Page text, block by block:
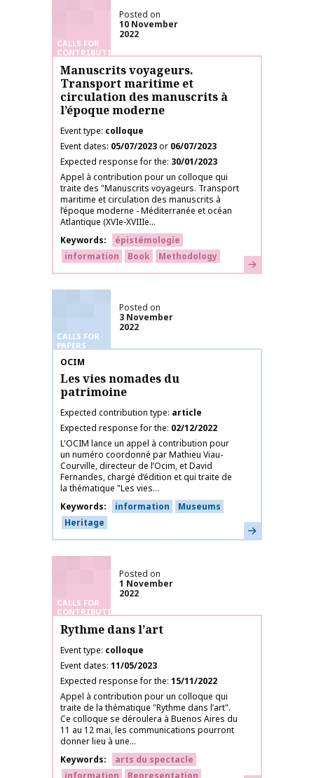
CALLS FOR
CONTRIBUTIONS
Posted on
10 November
2022
Manuscrits voyageurs.
Transport maritime et
circulation des manuscrits à
l’époque moderne
Event type colloque
Event dates 05/07/2023or 06/07/2023
Expected response for the 30/01/2023
Appel à contribution pour un colloque qui
traite des "Manuscrits voyageurs. Transport
maritime et circulation des manuscrits à
l’époque moderne - Méditerranée et océan
Atlantique (XVIe-XVIIIe...
Keywords
épistémologie
information
Book Methodology Learn more
CALLS FOR
PAPERS
Posted on
3 November
2022
Publication name
OCIM
Les vies nomades du
patrimoine
Expected contribution type article
Expected response for the 02/12/2022
L'OCIM lance un appel à contribution pour
un numéro coordonné par Mathieu Viau-
Courville, directeur de l’Ocim, et David
Fernandes, chargé d’édition et qui traite de
la thématique "Les vies...
Keywords
information
Museums
Heritage
Learn more
CALLS FOR
CONTRIBUTIONS
Posted on
1 November
2022
Rythme dans l’art
Event type colloque
Event dates 11/05/2023
Expected response for the 15/11/2022
Appel à contribution pour un colloque qui
traite de la thématique "Rythme dans l’art".
Ce colloque se déroulera à Buenos Aires du
11 au 12 mai, les communications pourront
donner lieu à une...
Keywords
arts du spectacle
information
Representation